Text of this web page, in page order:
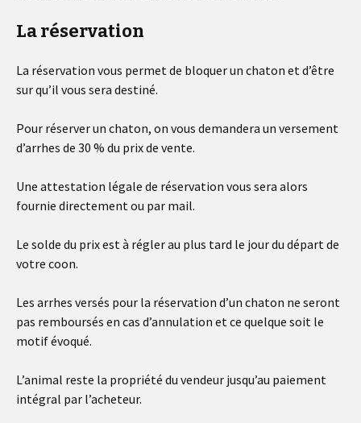
La réservation
La réservation vous permet de bloquer un chaton et d’être
sur qu’il vous sera destiné.
Pour réserver un chaton, on vous demandera un versement
d’arrhes de 30 % du prix de vente.
Une attestation légale de réservation vous sera alors
fournie directement ou par mail.
Le solde du prix est à régler au plus tard le jour du départ de
votre coon.
Les arrhes versés pour la réservation d’un chaton ne seront
pas remboursés en cas d’annulation et ce quelque soit le
motif évoqué.
L’animal reste la propriété du vendeur jusqu’au paiement
intégral par l’acheteur.